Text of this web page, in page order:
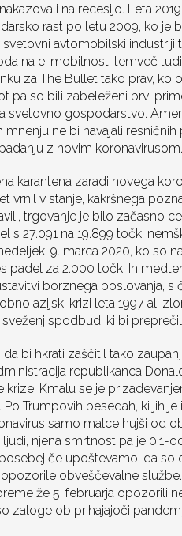
na recesijo. Leta
rast po letu 2009, ko je
svetovni avtomobilski
na e-mobilnost, temveč
za The Bullet tako prav,
pa so bili zabeleženi prvi
svetovno gospodarstvo.
ne bi navajali resničnih
z novim koronavirusom.
karantena zaradi novega
vrnil v stanje, kakršnega
trgovanje je bilo začasno
s 27.091 na 19.899 točk,
9. marca 2020, ko so
padel za 2.000 točk. In
borznega poslovanja,
azijski krizi leta 1997 ali
spodbud, ki bi
bi hkrati zaščitil tako
republikanca
krize. Kmalu se je
Trumpovih besedah, ki jih
samo malce hujši od
njena smrtnost pa je 0,1-
če upoštevamo, da so
obveščevalne
že 5. februarja opozorili
zaloge ob prihajajoči